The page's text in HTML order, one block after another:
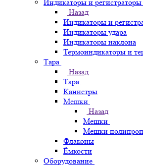
Индикаторы и регистраторы
Назад
Индикаторы и
Индикаторы удара
Индикаторы наклона
Термоиндикаторы и
Тара
Назад
Тара
Канистры
Мешки
Назад
Мешки
Мешки
Флаконы
Ёмкости
Оборудование